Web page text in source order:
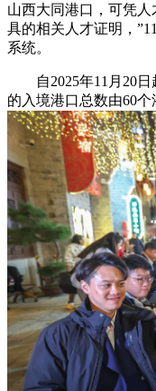
山西大同港口，可凭
具的相关人才证明，
系统。
自2025年11月20日
的入境港口总数由60个